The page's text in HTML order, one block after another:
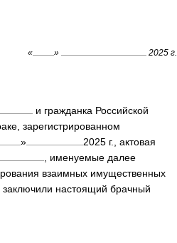
« » 2025 г.
и гражданка Российской
зарегистрированном
» 2025 г., актовая
, именуемые далее
взаимных имущественных
заключили настоящий брачный